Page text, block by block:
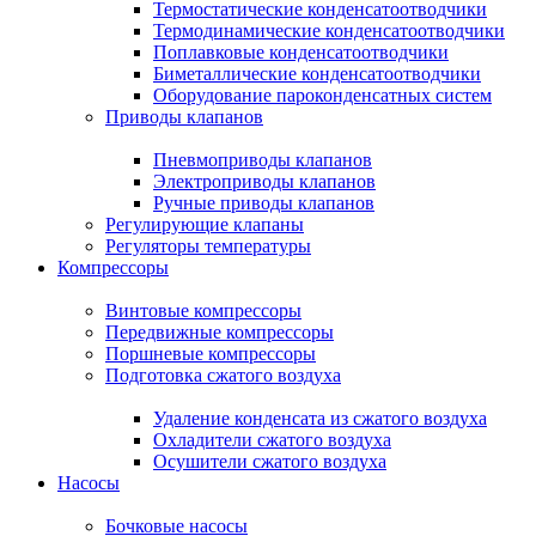
Термостатические конденсатоотводчики
Термодинамические конденсатоотводчики
Поплавковые конденсатоотводчики
Биметаллические конденсатоотводчики
Оборудование пароконденсатных систем
Приводы клапанов
Пневмоприводы клапанов
Электроприводы клапанов
Ручные приводы клапанов
Регулирующие клапаны
Регуляторы температуры
Компрессоры
Винтовые компрессоры
Передвижные компрессоры
Поршневые компрессоры
Подготовка сжатого воздуха
Удаление конденсата из сжатого воздуха
Охладители сжатого воздуха
Осушители сжатого воздуха
Насосы
Бочковые насосы